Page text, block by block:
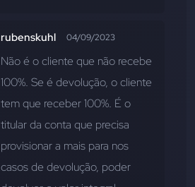
rubenskuhl 04/09/2023
Não é o cliente que não recebe
100%. Se é devolução, o cliente
tem que receber 100%. É o
titular da conta que precisa
provisionar a mais para nos
casos de devolução, poder